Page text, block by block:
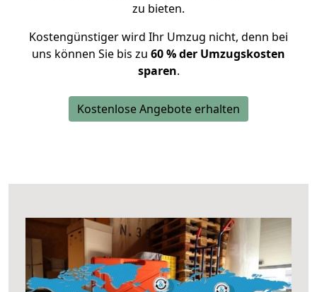
zu bieten.
Kostengünstiger wird Ihr Umzug nicht, denn bei
uns können Sie bis zu 60 % der Umzugskosten
sparen.
Kostenlose Angebote erhalten